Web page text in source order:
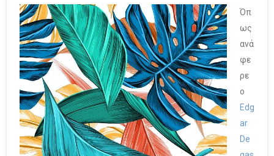
Όπ
ως
ανά
φε
ρε
ο
Edg
ar
De